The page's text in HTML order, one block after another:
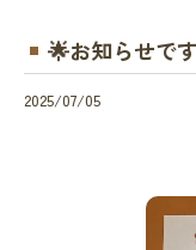
🌟お知らせで
2025/07/05